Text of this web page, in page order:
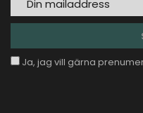
Ja, jag vill gärna